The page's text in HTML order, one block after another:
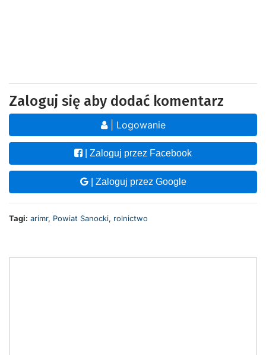
Zaloguj się aby dodać komentarz
| Logowanie
| Zaloguj przez Facebook
| Zaloguj przez Google
Tagi: arimr, Powiat Sanocki, rolnictwo